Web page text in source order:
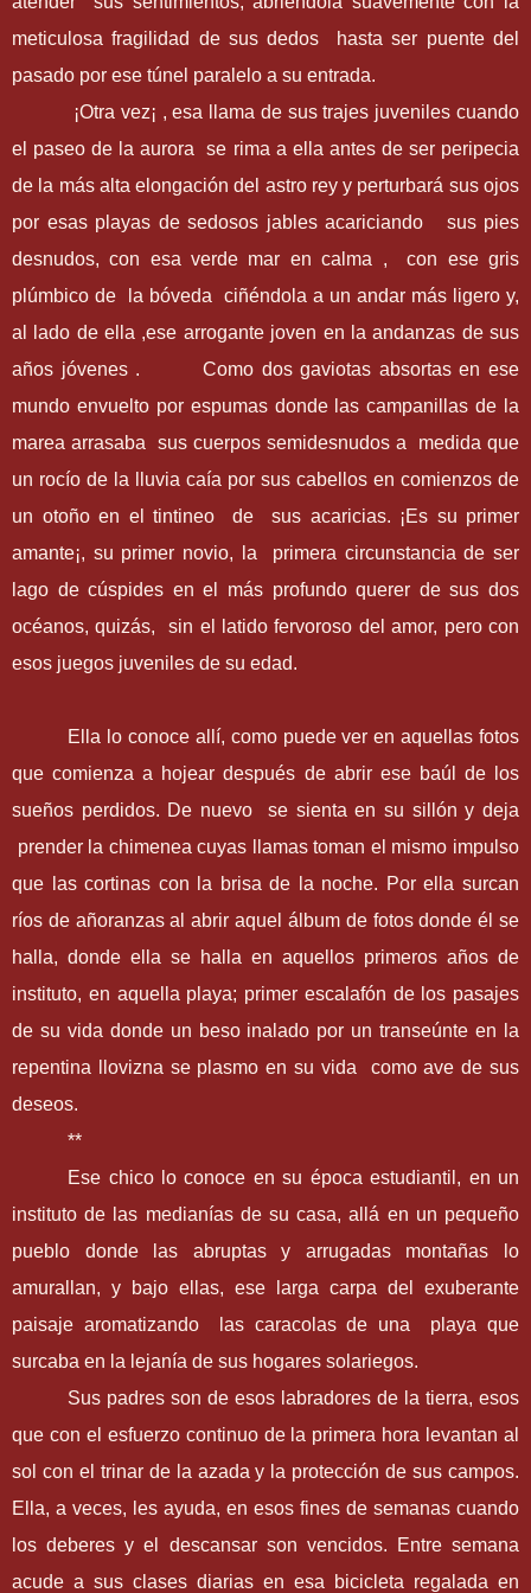
meticulosa fragilidad de sus dedos hasta ser puente del
pasado por ese túnel paralelo a su entrada.
¡Otra vez¡ , esa llama de sus trajes juveniles cuando
el paseo de la aurora se rima a ella antes de ser peripecia
de la más alta elongación del astro rey y perturbará sus ojos
por esas playas de sedosos jables acariciando sus pies
desnudos, con esa verde mar en calma , con ese gris
plúmbico de la bóveda ciñéndola a un andar más ligero y,
al lado de ella ,ese arrogante joven en la andanzas de sus
años jóvenes . Como dos gaviotas absortas en ese
mundo envuelto por espumas donde las campanillas de la
marea arrasaba sus cuerpos semidesnudos a medida que
un rocío de la lluvia caía por sus cabellos en comienzos de
un otoño en el tintineo de sus acaricias. ¡Es su primer
amante¡, su primer novio, la primera circunstancia de ser
lago de cúspides en el más profundo querer de sus dos
océanos, quizás, sin el latido fervoroso del amor, pero con
esos juegos juveniles de su edad.
Ella lo conoce allí, como puede ver en aquellas fotos
que comienza a hojear después de abrir ese baúl de los
sueños perdidos. De nuevo se sienta en su sillón y deja
prender la chimenea cuyas llamas toman el mismo impulso
que las cortinas con la brisa de la noche. Por ella surcan
ríos de añoranzas al abrir aquel álbum de fotos donde él se
halla, donde ella se halla en aquellos primeros años de
instituto, en aquella playa; primer escalafón de los pasajes
de su vida donde un beso inalado por un transeúnte en la
repentina llovizna se plasmo en su vida como ave de sus
deseos.
**
Ese chico lo conoce en su época estudiantil, en un
instituto de las medianías de su casa, allá en un pequeño
pueblo donde las abruptas y arrugadas montañas lo
amurallan, y bajo ellas, ese larga carpa del exuberante
paisaje aromatizando las caracolas de una playa que
surcaba en la lejanía de sus hogares solariegos.
Sus padres son de esos labradores de la tierra, esos
que con el esfuerzo continuo de la primera hora levantan al
sol con el trinar de la azada y la protección de sus campos.
Ella, a veces, les ayuda, en esos fines de semanas cuando
los deberes y el descansar son vencidos. Entre semana
acude a sus clases diarias en esa bicicleta regalada en